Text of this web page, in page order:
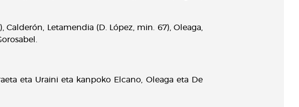
Calderón, Letamendia (D. López, min. 67), Oleaga,
eta Uraini eta kanpoko Elcano, Oleaga eta De